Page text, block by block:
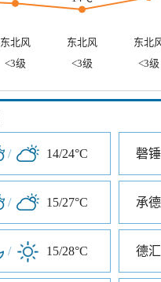
东北风 东北风
东北
<3级 <3级 <3级
/ 14/24°C 磬
/ 15/27°C 承
/ 15/28°C 德